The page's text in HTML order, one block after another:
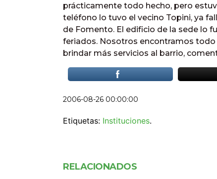
prácticamente todo hecho, pero
teléfono lo tuvo el vecino Topini, ya
de Fomento. El edificio de la sede lo
feriados. Nosotros encontramos
brindar más servicios al barrio,
2006-08-26 00:00:00
Etiquetas: Instituciones.
RELACIONADOS